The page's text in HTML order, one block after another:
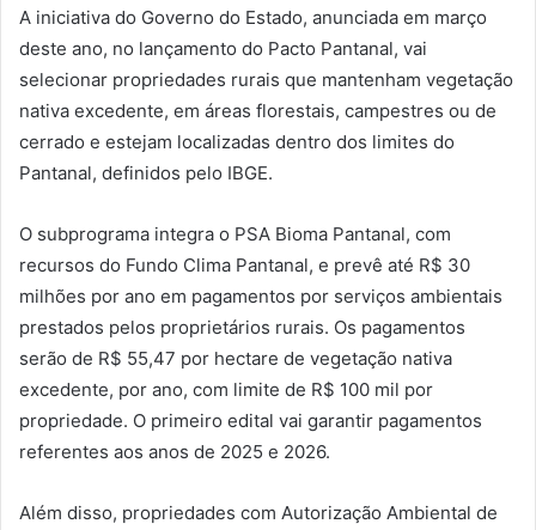
A iniciativa do Governo do Estado, anunciada em março
deste ano, no lançamento do Pacto Pantanal, vai
selecionar propriedades rurais que mantenham vegetação
nativa excedente, em áreas florestais, campestres ou de
cerrado e estejam localizadas dentro dos limites do
Pantanal, definidos pelo IBGE.
O subprograma integra o PSA Bioma Pantanal, com
recursos do Fundo Clima Pantanal, e prevê até R$ 30
milhões por ano em pagamentos por serviços ambientais
prestados pelos proprietários rurais. Os pagamentos
serão de R$ 55,47 por hectare de vegetação nativa
excedente, por ano, com limite de R$ 100 mil por
propriedade. O primeiro edital vai garantir pagamentos
referentes aos anos de 2025 e 2026.
Além disso, propriedades com Autorização Ambiental de